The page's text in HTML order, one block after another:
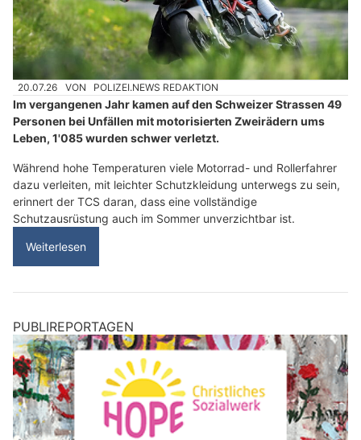
20.07.26 VON POLIZEI.NEWS REDAKTION
Im vergangenen Jahr kamen auf den Schweizer Strassen 49
Personen bei Unfällen mit motorisierten Zweirädern ums
Leben, 1'085 wurden schwer verletzt.
Während hohe Temperaturen viele Motorrad- und Rollerfahrer
dazu verleiten, mit leichter Schutzkleidung unterwegs zu sein,
erinnert der TCS daran, dass eine vollständige
Schutzausrüstung auch im Sommer unverzichtbar ist.
Weiterlesen
PUBLIREPORTAGEN